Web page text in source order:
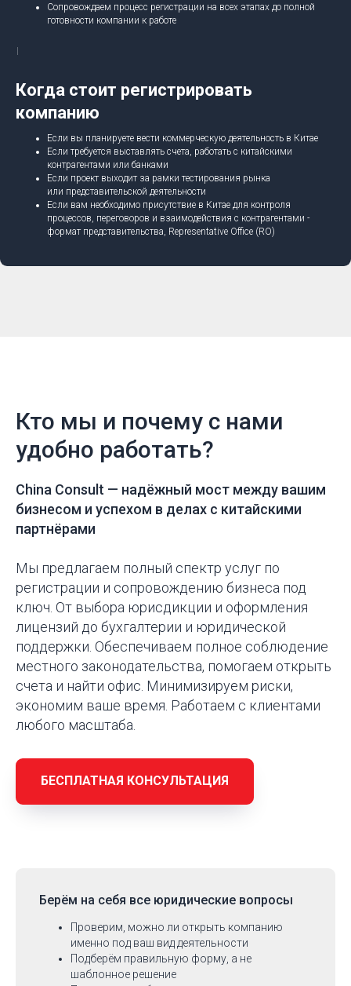
Сопровождаем процесс регистрации на всех этапах до полной
готовности компании к работе
Когда стоит регистрировать
компанию
Если вы планируете вести коммерческую деятельность в Китае
Если требуется выставлять счета, работать с китайскими
контрагентами или банками
Если проект выходит за рамки тестирования рынка
или представительской деятельности
Если вам необходимо присутствие в Китае для контроля
процессов, переговоров и взаимодействия с контрагентами -
формат представительства, Representative Office (RO)
Кто мы и почему с нами
удобно работать?
China Consult — надёжный мост между вашим
бизнесом и успехом в делах с китайскими
партнёрами
Мы предлагаем полный спектр услуг по
регистрации и сопровождению бизнеса под
ключ. От выбора юрисдикции и оформления
лицензий до бухгалтерии и юридической
поддержки. Обеспечиваем полное соблюдение
местного законодательства, помогаем открыть
счета и найти офис. Минимизируем риски,
экономим ваше время. Работаем с клиентами
любого масштаба.
БЕСПЛАТНАЯ КОНСУЛЬТАЦИЯ
Берём на себя все юридические вопросы
Проверим, можно ли открыть компанию
именно под ваш вид деятельности
Подберём правильную форму, а не
шаблонное решение